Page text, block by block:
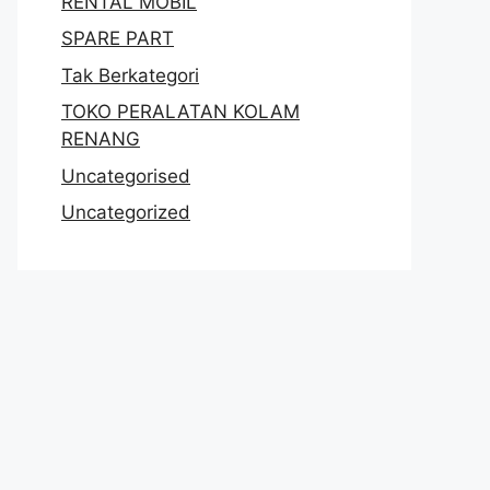
SPARE PART
Tak Berkategori
TOKO PERALATAN KOLAM
RENANG
Uncategorised
Uncategorized